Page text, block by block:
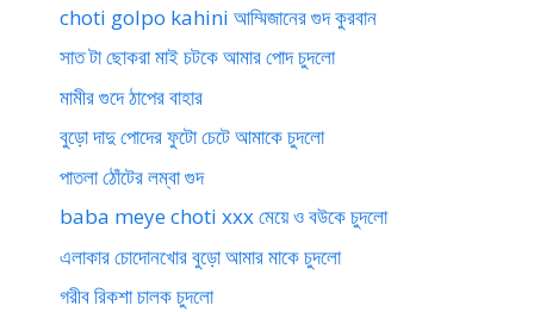
choti golpo kahini আম্মিজানের গুদ কুরবান
সাত টা ছোকরা মাই চটকে আমার পোদ চুদলো
মামীর গুদে ঠাপের বাহার
বুড়ো দাদু পোদের ফুটো চেটে আমাকে চুদলো
পাতলা ঠোঁটের লম্বা গুদ
baba meye choti xxx মেয়ে ও বউকে চুদলো
এলাকার চোদোনখোর বুড়ো আমার মাকে চুদলো
গরীব রিকশা চালক চুদলো